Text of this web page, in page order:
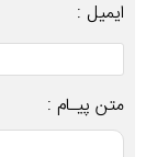
ایمیل :
متن پیـام :